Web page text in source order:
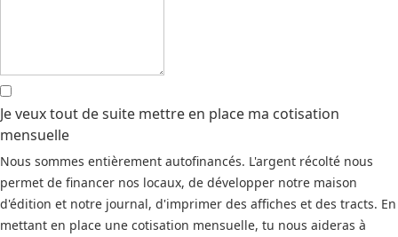
Je veux tout de suite mettre en place ma cotisation
mensuelle
Nous sommes entièrement autofinancés. L'argent récolté nous
permet de financer nos locaux, de développer notre maison
d'édition et notre journal, d'imprimer des affiches et des tracts. En
mettant en place une cotisation mensuelle, tu nous aideras à